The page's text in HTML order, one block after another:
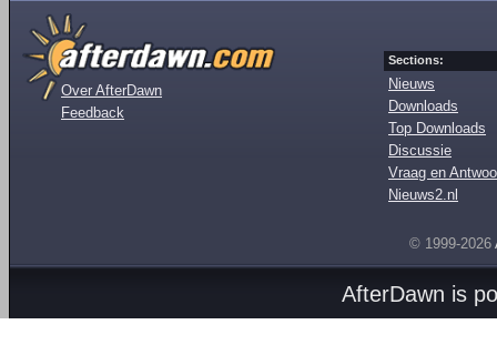
Over AfterDawn
Feedback
Sections:
Nieuws
Downloads
Top Downloads
Discussie
Vraag en
Nieuws2.nl
© 1999-2026
AfterDawn is